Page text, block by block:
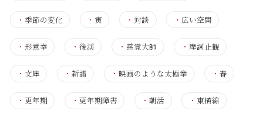
・ 季節の変化 ・ 寅 ・対談 ・ 広い空間
・ 形意拳 ・後渓 ・ 慈覚大師 ・ 摩訶止観
・ 文庫 ・新譜 ・映画のような太極拳 ・ 春
・ 更年期 ・更年期障害 ・朝活 ・ 東横線